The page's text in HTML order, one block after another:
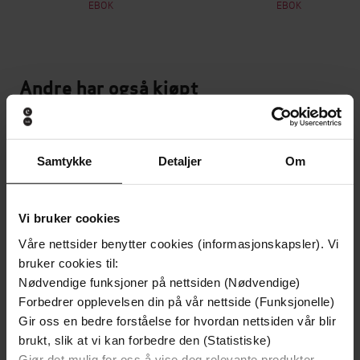
Samtykke Detaljer Om
Vi bruker cookies
Våre nettsider benytter cookies (informasjonskapsler). Vi
bruker cookies til:
Nødvendige funksjoner på nettsiden (Nødvendige)
Forbedrer opplevelsen din på vår nettside (Funksjonelle)
Gir oss en bedre forståelse for hvordan nettsiden vår blir
brukt, slik at vi kan forbedre den (Statistiske)
EBOK EBOK
Andre har også kjøpt